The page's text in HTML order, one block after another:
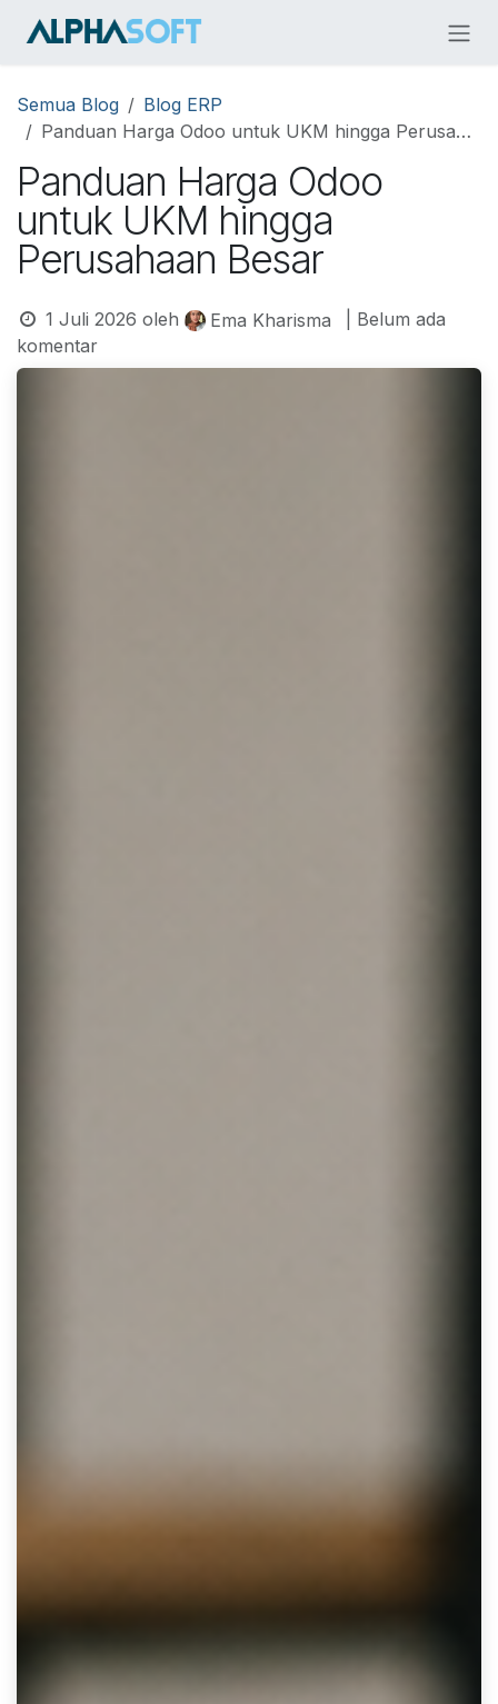
Semua Blog
Blog ERP
Panduan Harga Odoo untuk UKM hingga Perusahaan Besar
Panduan Harga Odoo
untuk UKM hingga
Perusahaan Besar
1 Juli 2026 oleh Ema Kharisma
| Belum ada
komentar